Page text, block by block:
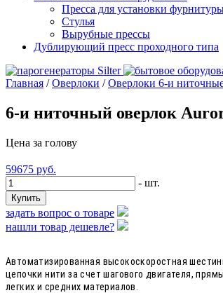
Пресса для установки
Стулья
Вырубные прессы
Дублирующий пресс проходного типа
Главная /Оверлоки /Оверлоки 6-и
6-и ниточный оверлок
Цена за голову
59675 руб.
- шт.
задать вопрос о товаре
нашли товар дешевле?
Автоматизированная высокоскоростная
цепочки нити за счет шагового двигателя,
легких и средних материалов.